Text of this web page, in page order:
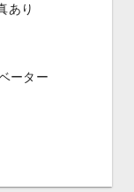
あり
ーター